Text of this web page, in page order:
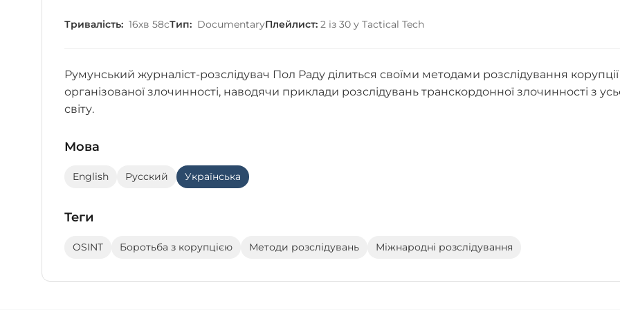
Тривалість: 16хв 58сТип: DocumentaryПлейлист: 2 із 30 у Tactical Tech
Румунський журналіст-розслідувач Пол Раду ділиться своїми методами розслідування корупції
організованої злочинності, наводячи приклади розслідувань транскордонної злочинності з
світу.
Мова
English Русский Українська
Теги
OSINT Боротьба з корупцією Методи розслідувань Міжнародні розслідування